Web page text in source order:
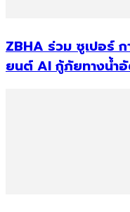
ZBHA ร่วม ซูเปอร์
ยนต์ AI กู้ภัยทางน้ำ